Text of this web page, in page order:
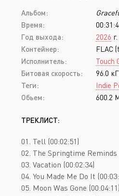
Альбом:
Время:
Год выхода:
2026 г.
Контейнер:
FLAC
Исполнитель:
Touch
Битовая скорость:
96.0
Теги:
Indie
Обьем:
600.2
ТРЕКЛИСТ:
01. Tell (00:02:51)
02. The Springtime Reminds
03. Vacation (00:02:34)
04. You Made Me Do It
05. Moon Was Gone (00:04:11)